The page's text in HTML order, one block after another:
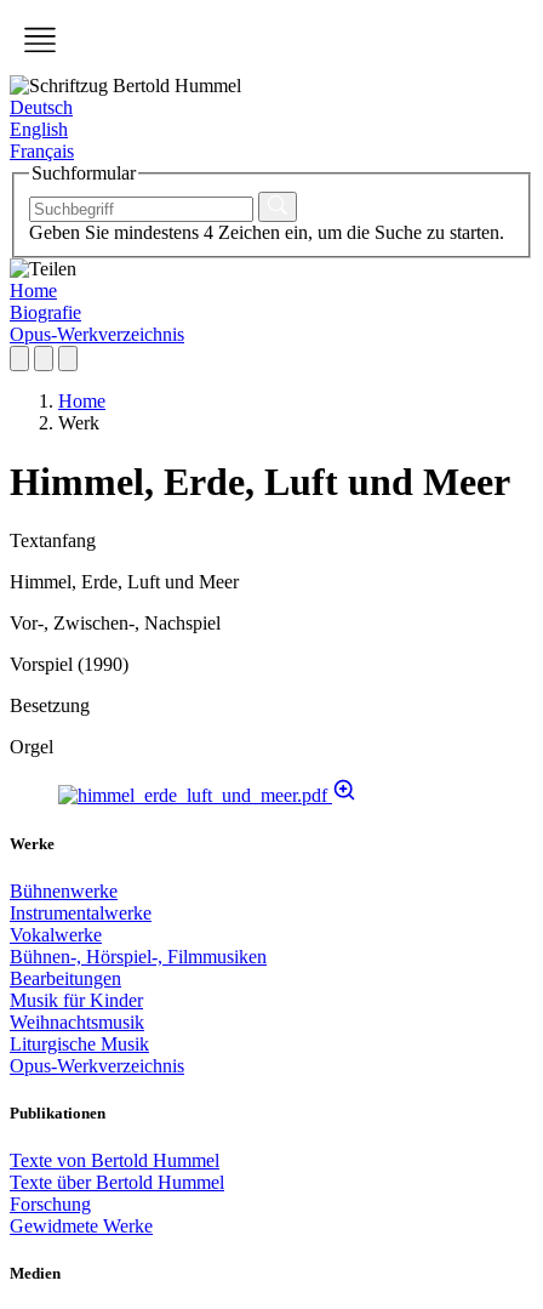
Deutsch
English
Français
Suchformular
Geben Sie mindestens 4 Zeichen ein, um die Suche zu starten.
Home
Biografie
Opus-Werkverzeichnis
Home
Werk
Himmel, Erde, Luft und Meer
Textanfang
Himmel, Erde, Luft und Meer
Vor-, Zwischen-, Nachspiel
Vorspiel (1990)
Besetzung
Orgel
Werke
Bühnenwerke
Instrumentalwerke
Vokalwerke
Bühnen-, Hörspiel-, Filmmusiken
Bearbeitungen
Musik für Kinder
Weihnachtsmusik
Liturgische Musik
Opus-Werkverzeichnis
Publikationen
Texte von Bertold Hummel
Texte über Bertold Hummel
Forschung
Gewidmete Werke
Medien